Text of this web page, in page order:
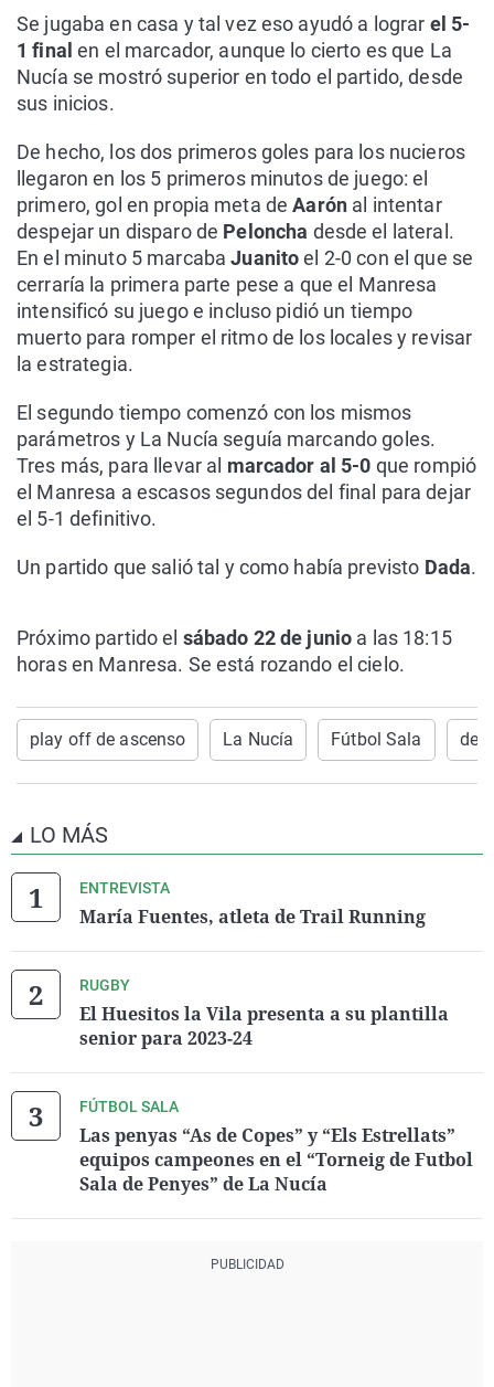
Se jugaba en casa y tal vez eso ayudó a lograr el 5-
1 final en el marcador, aunque lo cierto es que La
Nucía se mostró superior en todo el partido, desde
sus inicios.
De hecho, los dos primeros goles para los nucieros
llegaron en los 5 primeros minutos de juego: el
primero, gol en propia meta deAarón al intentar
despejar un disparo de Peloncha desde el lateral.
En el minuto 5 marcabaJuanitoel 2-0 con el que se
cerraría la primera parte pese a que el Manresa
intensificó su juego e incluso pidió un tiempo
muerto para romper el ritmo de los locales y revisar
la estrategia.
El segundo tiempo comenzó con los mismos
parámetros y La Nucía seguía marcando goles.
Tres más, para llevar al marcador al 5-0 que rompió
el Manresa a escasos segundos del final para dejar
el 5-1 definitivo.
Un partido que salió tal y como había previsto Dada.
Próximo partido el sábado 22 de junio a las 18:15
horas en Manresa. Se está rozando el cielo.
play off de ascenso La Nucía Fútbol Sala
LO MÁS
ENTREVISTA
María Fuentes, atleta de Trail Running
RUGBY
El Huesitos la Vila presenta a su plantilla
senior para 2023-24
FÚTBOL SALA
Las penyas “As de Copes” y “Els Estrellats”
equipos campeones en el “Torneig de Futbol
Sala de Penyes” de La Nucía